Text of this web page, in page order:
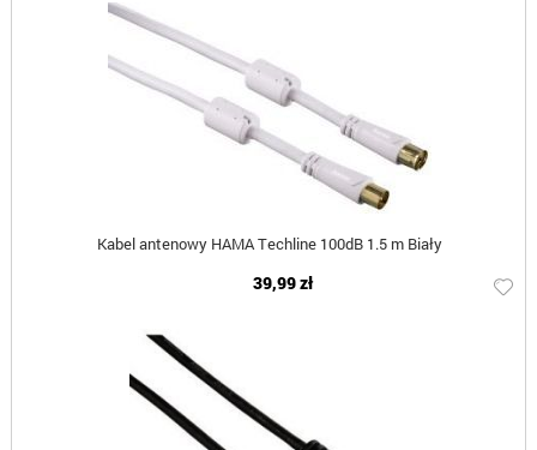
Kabel antenowy HAMA Techline 100dB 1.5 m Biały
39,99 zł